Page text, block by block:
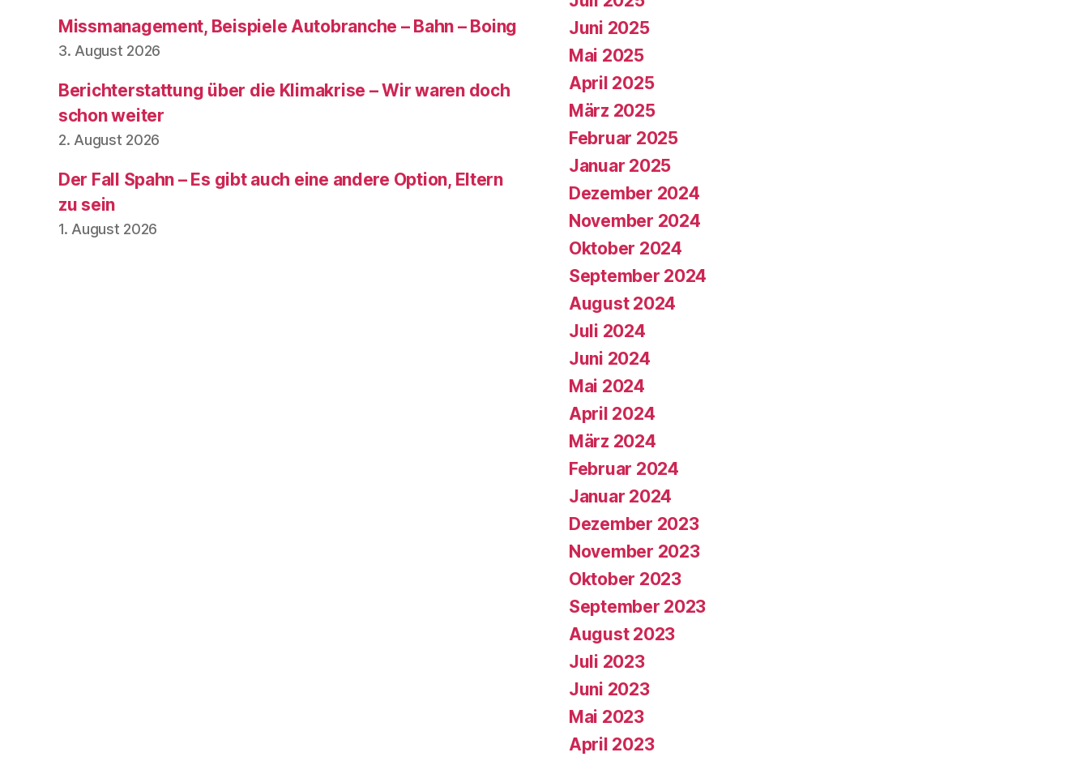
Missmanagement, Beispiele Autobranche – Bahn – Boing
3. August 2026
Berichterstattung über die Klimakrise – Wir waren doch
schon weiter
2. August 2026
Der Fall Spahn – Es gibt auch eine andere Option, Eltern
zu sein
1. August 2026
Juni 2025
Mai 2025
April 2025
März 2025
Februar 2025
Januar 2025
Dezember 2024
November 2024
Oktober 2024
September 2024
August 2024
Juli 2024
Juni 2024
Mai 2024
April 2024
März 2024
Februar 2024
Januar 2024
Dezember 2023
November 2023
Oktober 2023
September 2023
August 2023
Juli 2023
Juni 2023
Mai 2023
April 2023